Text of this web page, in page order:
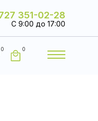
C 9:00 до 17:00
351-02-28
0
0